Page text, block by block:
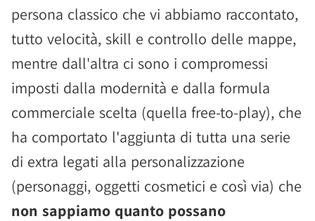
persona classico che vi abbiamo raccontato,
tutto velocità, skill e controllo delle mappe,
mentre dall'altra ci sono i compromessi
imposti dalla modernità e dalla formula
commerciale scelta (quella free-to-play), che
ha comportato l'aggiunta di tutta una serie
di extra legati alla personalizzazione
(personaggi, oggetti cosmetici e così via) che
non sappiamo quanto possano